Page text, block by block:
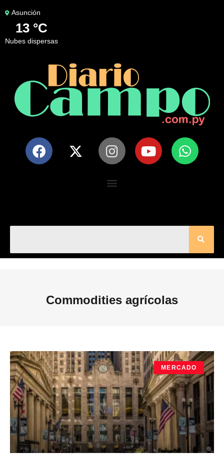
Asunción
13 °C
nubes dispersas
Commodities agrícolas
MERCADO